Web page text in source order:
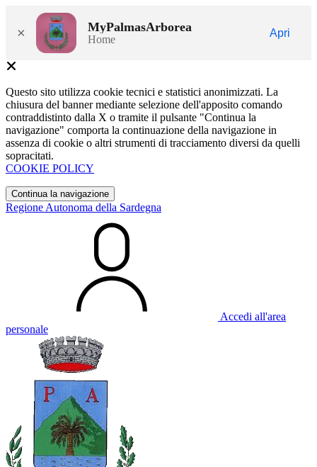
× MyPalmasArborea
Home
Apri
Questo sito utilizza cookie tecnici e statistici anonimizzati. La
chiusura del banner mediante selezione dell'apposito comando
contraddistinto dalla X o tramite il pulsante "Continua la
navigazione" comporta la continuazione della navigazione in
assenza di cookie o altri strumenti di tracciamento diversi da quelli
sopracitati.
COOKIE POLICY
Continua la navigazione
Regione Autonoma della Sardegna
Accedi all'area
personale